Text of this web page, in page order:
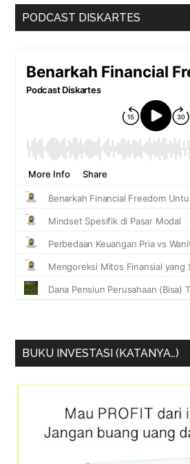
PODCAST DISKARTES
BUKU INVESTASI (KATANYA…)